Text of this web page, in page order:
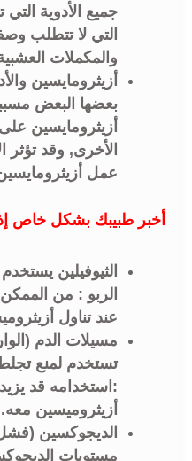
جميع الأدوية التي
التي لا تتطلب
والمكملات
أزيثرومايسين
بعضها البعض
أزيثرومايسين
الأخرى, وقد تؤثر
عمل
أخبر طبيبك بشكل خاص
الثيوفيلين
الربو : من الممكن
عند تناول
مسيلات الدم
تستخدم لمنع
:استخدامه قد
أزيثروميسين معه.
الديجوكسين
مستويات